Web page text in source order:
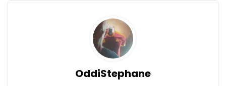
OddiStephane